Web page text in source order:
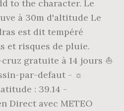
to the character. Le
à 30m d'altitude Le
est dit tempéré
et risques de pluie.
gratuite à 14 jours ⛵
par-defaut - ☼
: 39.14 -
Direct avec METEO